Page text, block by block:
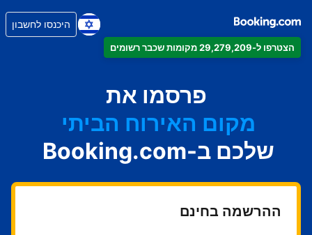
הצטרפו ל-29,279,209 מקומות שכבר רשומים
היכנסו לחשבון
פרסמו את
הדירה
המלון
מקום האירוח הביתי
בית ההארחה
ה-B&B
שלכם ב-Booking.com
ההרשמה בחינם